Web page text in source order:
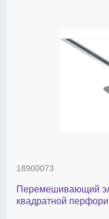
18900073
Перемешивающий
квадратной